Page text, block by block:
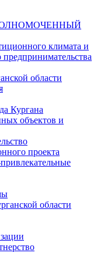
климата и
области
Кургана
объектов и
проекта
области